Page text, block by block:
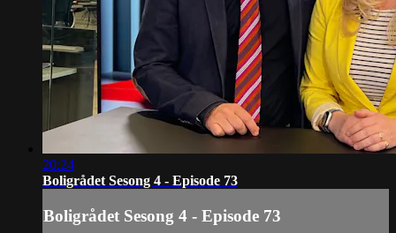
20:24
Boligrådet Sesong 4 - Episode 73
Boligrådet Sesong 4 - Episode 73